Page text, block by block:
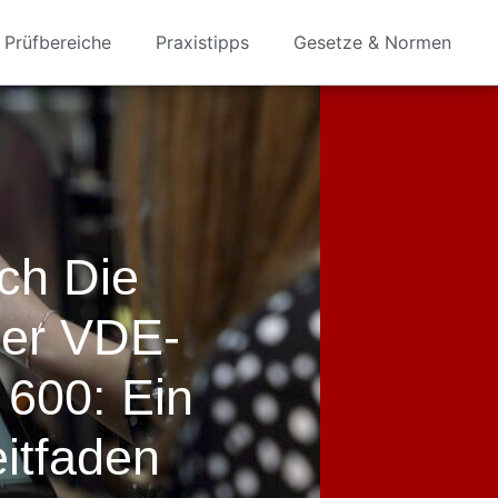
Prüfbereiche Praxistipps Gesetze & Normen
Die
VDE-
Ein